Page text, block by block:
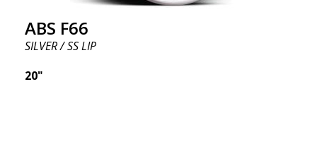
ABS F66
SILVER / SS LIP
20"